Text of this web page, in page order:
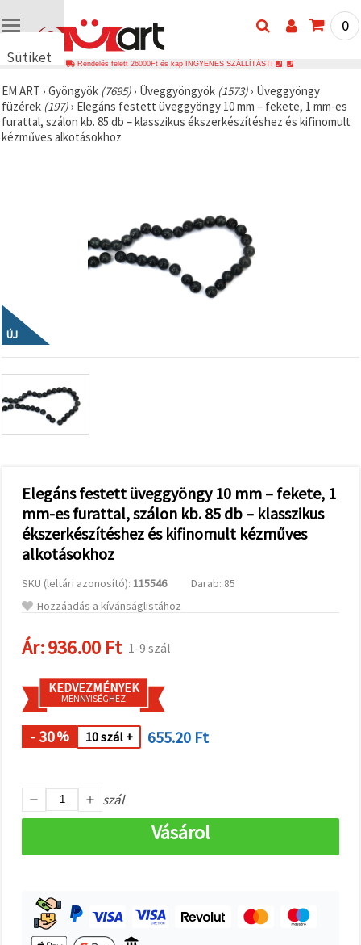
Sütiket
🍪 Cookie-
kat és
hasonló
technológiákat
hozzájárulásával
elemezzük
a
forgalmat,
tartalmat
és
hirdetéseket
jelenítsünk
marketingpartnereink
segítségével
Az "Összes
elfogadása"
gombra
elfogadhatja
sütit, vagy
megadhatja
típusú sütik
kiválasztásával
és a
"Mentés"
gombra
kattintva.
Fogadja
el
Beállítások
0
Rendelés felett 26000Ft és kap INGYENES SZÁLLÍTÁST!
EM ART › Gyöngyök (7695)› Üveggyöngyök (1573)› Üveggyöngy
füzérek (197)› Elegáns festett üveggyöngy 10 mm – fekete, 1 mm-es
furattal, szálon kb. 85 db – klasszikus ékszerkészítéshez és kifinomult
kézműves alkotásokhoz
ÚJ
Elegáns festett üveggyöngy 10 mm – fekete, 1
mm-es furattal, szálon kb. 85 db – klasszikus
ékszerkészítéshez és kifinomult kézműves
alkotásokhoz
SKU (leltári azonosító): 115546
Darab: 85
Hozzáadás a kívánságlistához
Ár:936.00 Ft 1-9 szál
KEDVEZMÉNYEK
MENNYISÉGHEZ
- 30% 10 szál + 655.20 Ft
szál
Vásárol